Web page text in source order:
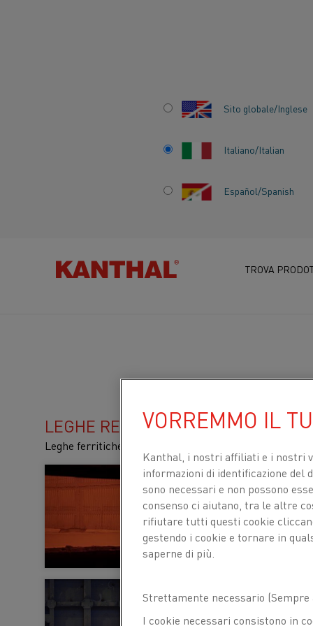
Sito globale/Inglese
Italiano/Italian
Español/Spanish
TROVA
Conoscenza del materiale da
MATERIALE DA
TUTTO SUI MATERIALI RESISTIVI
LEGHE RESISTIVE PER RISCALDO
Leghe ferritiche e austenitiche per applicazioni ad alta
Leghe ferritiche
Queste leghe
e sono
Kanthal® o
industriali?
VORREMMO IL
Kanthal, i nostri affiliati e i nostri
informazioni di identificazione del
sono necessari e non possono
consenso ci aiutano, tra le altre
rifiutare tutti questi cookie
gestendo i cookie e tornare in
saperne di più.
Strettamente necessario (Sempre
I cookie necessari consistono in